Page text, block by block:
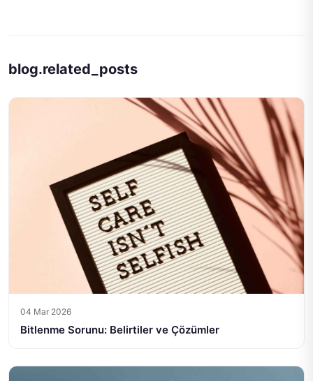
blog.related_posts
04 Mar 2026
Bitlenme Sorunu: Belirtiler ve Çözümler